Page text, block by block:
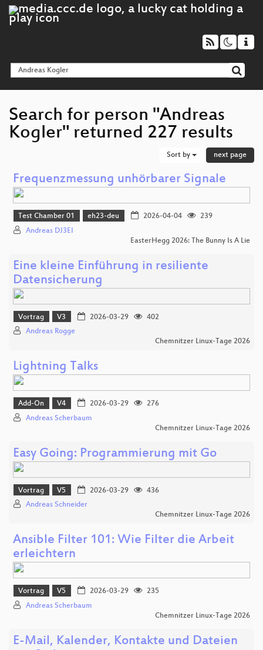
Search for person "Andreas
Kogler" returned 227 results
Sort by next page
Frequenzmessung unhörbarer Signale
Test Chamber 01 eh23-deu 2026-04-04
239
Andreas DJ3EI
EasterHegg 2026: The Bunny Is A Lie
Eine kleine Einführung in resiliente
Datensicherung
Vortrag V3 2026-03-29
402
Andreas Rogge
Chemnitzer Linux-Tage 2026
Lightning Talks
Add-On V4 2026-03-29
276
Andreas Scherbaum
Chemnitzer Linux-Tage 2026
Easy Going: Programmierung mit Go
Vortrag V5 2026-03-29
436
Andreas Schneider
Chemnitzer Linux-Tage 2026
Ansible Filter 101: Wie Filter die Arbeit
erleichtern
Vortrag V5 2026-03-29
235
Andreas Scherbaum
Chemnitzer Linux-Tage 2026
E-Mail, Kalender, Kontakte und Dateien